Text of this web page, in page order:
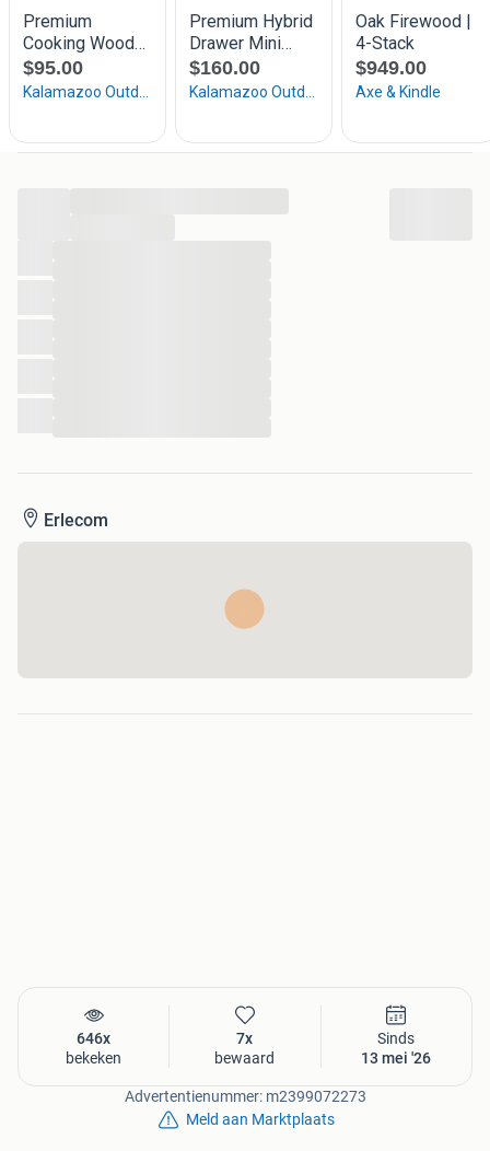
Erlecom
646x
bekeken
7x
bewaard
Sinds
13 mei '26
Advertentienummer: m2399072273
Meld aan Marktplaats